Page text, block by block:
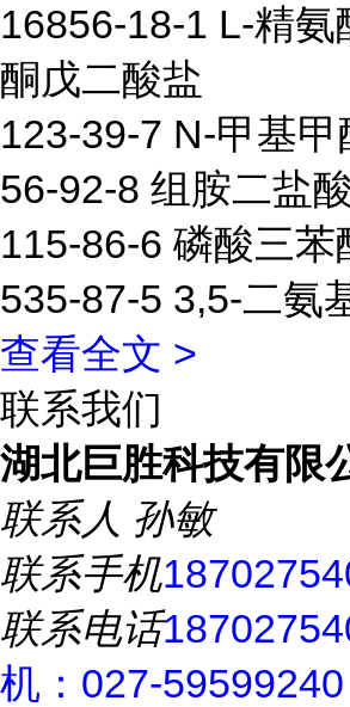
16856-18-1 L-精氨
酮戊二酸盐
123-39-7 N-甲基甲
56-92-8 组胺二盐
115-86-6 磷酸三苯
535-87-5 3,5-二氨
查看全文 >
联系我们
湖北巨胜科技有限
联系人 孙敏
联系手机
联系电话
机：027-59599240